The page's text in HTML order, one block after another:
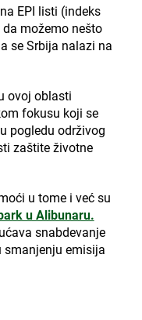
EPI listi (indeks
možemo nešto
se Srbija nalazi na
ovoj oblasti
fokusu koji se
pogledu održivog
zaštite životne
u tome i već su
u Alibunaru.
snabdevanje
smanjenju emisija